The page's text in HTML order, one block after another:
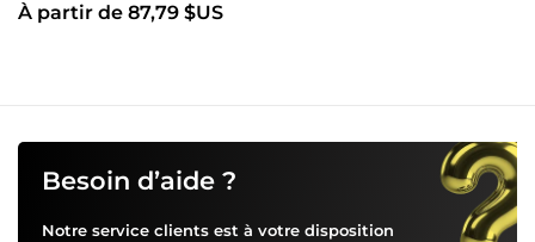
À partir de 87,79 $US
Besoin d’aide ?
Notre service clients est à votre disposition